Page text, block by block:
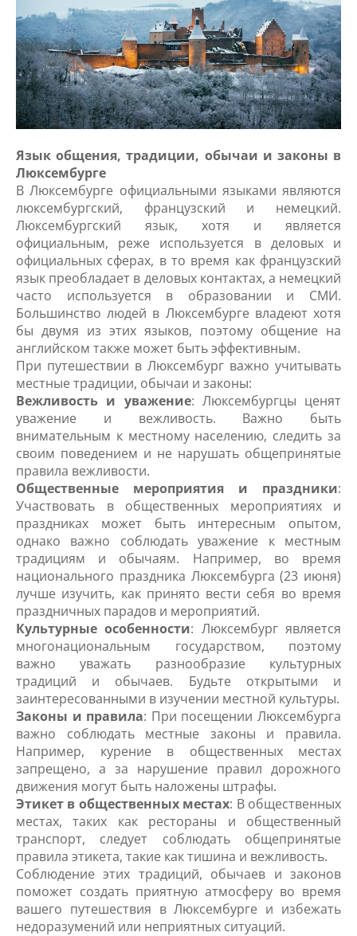
Язык общения, традиции, обычаи и законы в
Люксембурге
В Люксембурге официальными языками являются
люксембургский, французский и немецкий.
Люксембургский язык, хотя и является
официальным, реже используется в деловых и
официальных сферах, в то время как французский
язык преобладает в деловых контактах, а немецкий
часто используется в образовании и СМИ.
Большинство людей в Люксембурге владеют хотя
бы двумя из этих языков, поэтому общение на
английском также может быть эффективным.
При путешествии в Люксембург важно учитывать
местные традиции, обычаи и законы:
Вежливость и уважение: Люксембургцы ценят
уважение и вежливость. Важно быть
внимательным к местному населению, следить за
своим поведением и не нарушать общепринятые
правила вежливости.
Общественные мероприятия и праздники:
Участвовать в общественных мероприятиях и
праздниках может быть интересным опытом,
однако важно соблюдать уважение к местным
традициям и обычаям. Например, во время
национального праздника Люксембурга (23 июня)
лучше изучить, как принято вести себя во время
праздничных парадов и мероприятий.
Культурные особенности: Люксембург является
многонациональным государством, поэтому
важно уважать разнообразие культурных
традиций и обычаев. Будьте открытыми и
заинтересованными в изучении местной культуры.
Законы и правила: При посещении Люксембурга
важно соблюдать местные законы и правила.
Например, курение в общественных местах
запрещено, а за нарушение правил дорожного
движения могут быть наложены штрафы.
Этикет в общественных местах: В общественных
местах, таких как рестораны и общественный
транспорт, следует соблюдать общепринятые
правила этикета, такие как тишина и вежливость.
Соблюдение этих традиций, обычаев и законов
поможет создать приятную атмосферу во время
вашего путешествия в Люксембурге и избежать
недоразумений или неприятных ситуаций.